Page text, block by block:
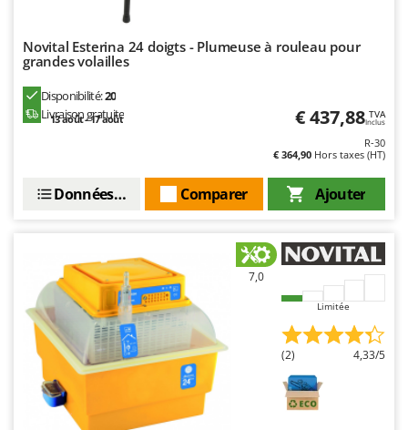
Shark
Silky
Simatech
Sirman
Smeg
Spice Electronics
Spiralmac
Spring Protezione
Spyro
Stanley
Stiga
Novital Esterina 24 doigts - Plumeuse à rouleau pour
grandes volailles
Disponibilité:20
Livraison gratuite
13 août - 17 août € 437,88 TVA
Inclus
R-30
€ 364,90 Hors taxes (HT)
Ajouter
Comparer
Données techniques
7,0
Limitée
(2) 4,33/5